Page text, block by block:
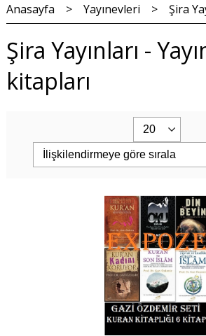
Anasayfa > Yayınevleri > Şira
Şira Yayınları -
kitapları